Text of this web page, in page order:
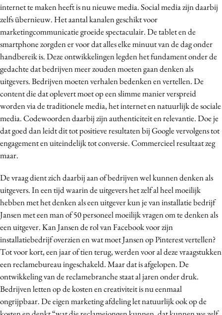
internet te maken heeft is nu nieuwe media. Social media zijn daarbij
zelfs übernieuw. Het aantal kanalen geschikt voor
marketingcommunicatie groeide spectaculair. De tablet en de
smartphone zorgden er voor dat alles elke minuut van de dag onder
handbereik is. Deze ontwikkelingen legden het fundament onder de
gedachte dat bedrijven meer zouden moeten gaan denken als
uitgevers. Bedrijven moeten verhalen bedenken en vertellen. De
content die dat oplevert moet op een slimme manier verspreid
worden via de traditionele media, het internet en natuurlijk de sociale
media. Codewoorden daarbij zijn authenticiteit en relevantie. Doe je
dat goed dan leidt dit tot positieve resultaten bij Google vervolgens tot
engagement en uiteindelijk tot conversie. Commercieel resultaat zeg
maar.
De vraag dient zich daarbij aan of bedrijven wel kunnen denken als
uitgevers. In een tijd waarin de uitgevers het zelf al heel moeilijk
hebben met het denken als een uitgever kun je van installatie bedrijf
Jansen met een man of 50 personeel moeilijk vragen om te denken als
een uitgever. Kan Jansen de rol van Facebook voor zijn
installatiebedrijf overzien en wat moet Jansen op Pinterest vertellen?
Tot voor kort, een jaar of tien terug, werden voor al deze vraagstukken
een reclamebureau ingeschakeld. Maar dat is afgelopen. De
ontwikkeling van de reclamebranche staat al jaren onder druk.
Bedrijven letten op de kosten en creativiteit is nu eenmaal
ongrijpbaar. De eigen marketing afdeling let natuurlijk ook op de